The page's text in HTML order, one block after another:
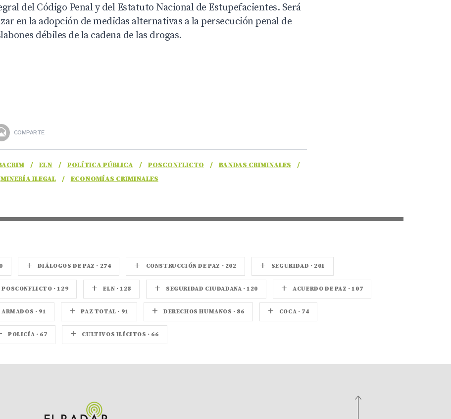
del Código Penal y del Estatuto Nacional de Estupefacientes. Será
en la adopción de medidas alternativas a la persecución penal de
débiles de la cadena de las drogas.
COMPARTE
/ ELN / POLÍTICA PÚBLICA / POSCONFLICTO / BANDAS CRIMINALES
/
MINERÍA ILEGAL / ECONOMÍAS CRIMINALES
+ DIÁLOGOS DE PAZ · 274 + CONSTRUCCIÓN DE PAZ · 202 + SEGURIDAD · 201
POSCONFLICTO · 129 + ELN · 125 + SEGURIDAD CIUDADANA · 120 + ACUERDO DE PAZ · 107
ARMADOS · 91 + PAZ TOTAL · 91 + DERECHOS HUMANOS · 86 + COCA · 74
POLICÍA · 67 + CULTIVOS ILÍCITOS · 66